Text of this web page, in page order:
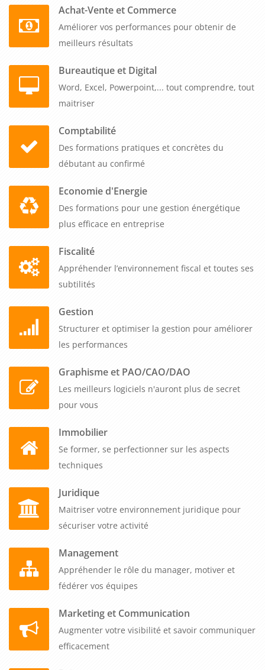
En somme, la formation sur le thème "Être à l'aise dans ses
relations professionnelles" est très utile pour les
professionnels de tous les secteurs d'activité. Elle leur permet
professionnelles, d'acquérir des compétences sociales,
d'améliorer leur confiance en soi, de développer des réseaux
professionnels solides et diversifiés et d'améliorer leur
performance professionnelle. Cette formation contribue ainsi
à garantir une carrière professionnelle épanouissante,
productive et durable.
Achat-Vente et Commerce
Améliorer vos performances pour obtenir de
meilleurs résultats
Bureautique et Digital
Word, Excel, Powerpoint,... tout comprendre, tout
maitriser
Comptabilité
Des formations pratiques et concrètes du
débutant au confirmé
Economie d'Energie
Des formations pour une gestion énergétique
plus efficace en entreprise
Fiscalité
Appréhender l’environnement fiscal et toutes ses
subtilités
Gestion
Structurer et optimiser la gestion pour améliorer
les performances
Graphisme et PAO/CAO/DAO
Les meilleurs logiciels n'auront plus de secret
pour vous
Immobilier
Se former, se perfectionner sur les aspects
techniques
Juridique
Maitriser votre environnement juridique pour
sécuriser votre activité
Management
Appréhender le rôle du manager, motiver et
fédérer vos équipes
Marketing et Communication
Augmenter votre visibilité et savoir communiquer
efficacement